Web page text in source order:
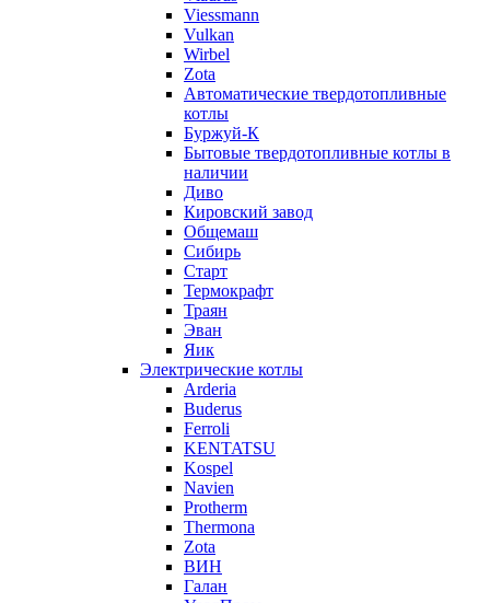
Viessmann
Vulkan
Wirbel
Zota
Автоматические твердотопливные
котлы
Буржуй-К
Бытовые твердотопливные котлы в
наличии
Диво
Кировский завод
Общемаш
Сибирь
Старт
Термокрафт
Траян
Эван
Яик
Электрические котлы
Arderia
Buderus
Ferroli
KENTATSU
Kospel
Navien
Protherm
Thermona
Zota
ВИН
Галан